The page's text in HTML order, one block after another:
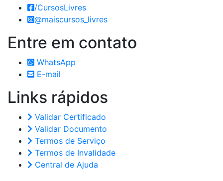
/CursosLivres
@maiscursos_livres
Entre em contato
WhatsApp
E-mail
Links rápidos
Validar Certificado
Validar Documento
Termos de Serviço
Termos de Invalidade
Central de Ajuda